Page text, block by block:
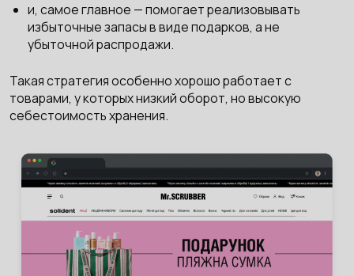
и, самое главное — помогает реализовывать
избыточные запасы в виде подарков, а не
убыточной распродажи.
Такая стратегия особенно хорошо работает с
товарами, у которых низкий оборот, но высокую
себестоимость хранения.